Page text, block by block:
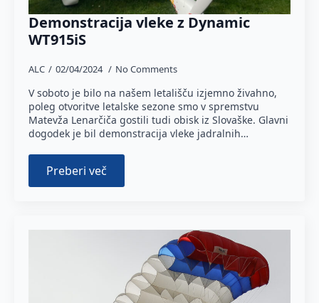
Demonstracija vleke z Dynamic
WT915iS
ALC 02/04/2024 No Comments
V soboto je bilo na našem letališču izjemno živahno,
poleg otvoritve letalske sezone smo v spremstvu
Matevža Lenarčiča gostili tudi obisk iz Slovaške. Glavni
dogodek je bil demonstracija vleke jadralnih…
Preberi več